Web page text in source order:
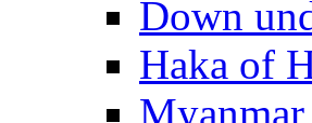
Down
Haka of